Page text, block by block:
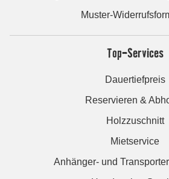
Muster-
Top-Services
Dauertiefpreis
Reservieren &
Holzzuschnitt
Mietservice
Anhänger- und